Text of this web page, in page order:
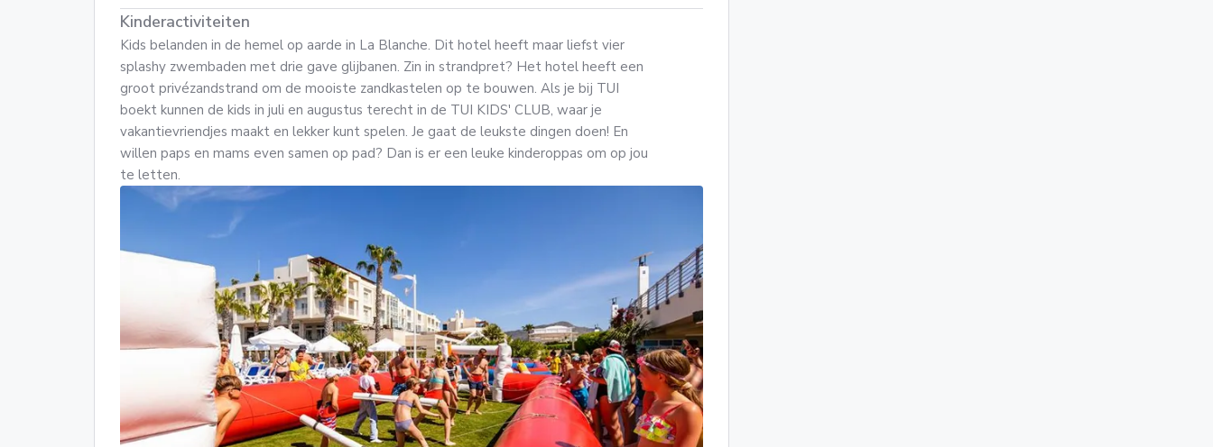
Kinderactiviteiten
Kids belanden in de hemel op aarde in La Blanche. Dit hotel heeft maar liefst vier
splashy zwembaden met drie gave glijbanen. Zin in strandpret? Het hotel heeft een
groot privézandstrand om de mooiste zandkastelen op te bouwen. Als je bij TUI
boekt kunnen de kids in juli en augustus terecht in de TUI KIDS' CLUB, waar je
vakantievriendjes maakt en lekker kunt spelen. Je gaat de leukste dingen doen! En
willen paps en mams even samen op pad? Dan is er een leuke kinderoppas om op jou
te letten.